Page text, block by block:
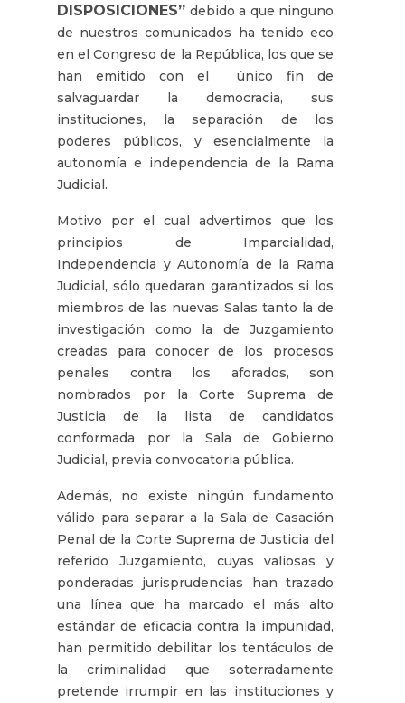
DISPOSICIONES” debido a que ninguno
de nuestros comunicados ha tenido eco
en el Congreso de la República, los que se
han emitido con el único fin de
salvaguardar la democracia, sus
instituciones, la separación de los
poderes públicos, y esencialmente la
autonomía e independencia de la Rama
Judicial.
Motivo por el cual advertimos que los
principios de Imparcialidad,
Independencia y Autonomía de la Rama
Judicial, sólo quedaran garantizados si los
miembros de las nuevas Salas tanto la de
investigación como la de Juzgamiento
creadas para conocer de los procesos
penales contra los aforados, son
nombrados por la Corte Suprema de
Justicia de la lista de candidatos
conformada por la Sala de Gobierno
Judicial, previa convocatoria pública.
Además, no existe ningún fundamento
válido para separar a la Sala de Casación
Penal de la Corte Suprema de Justicia del
referido Juzgamiento, cuyas valiosas y
ponderadas jurisprudencias han trazado
una línea que ha marcado el más alto
estándar de eficacia contra la impunidad,
han permitido debilitar los tentáculos de
la criminalidad que soterradamente
pretende irrumpir en las instituciones y